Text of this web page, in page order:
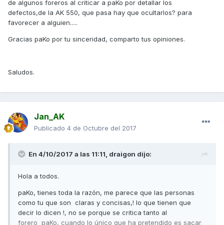
de algunos foreros al criticar a paKo por detallar los
defectos,de la AK 550, que pasa hay que ocultarlos? para
favorecer a alguien.....
Gracias paKo por tu sinceridad, comparto tus opiniones.
Saludos.
Jan_AK
Publicado 4 de Octubre del 2017
En 4/10/2017 a las 11:11, draigon dijo:
Hola a todos.
paKo, tienes toda la razón, me parece que las personas
como tu que son claras y concisas,! lo que tienen que
decir lo dicen !, no se porque se critica tanto al
forero paKo, cuando lo único que ha pretendido es sacar